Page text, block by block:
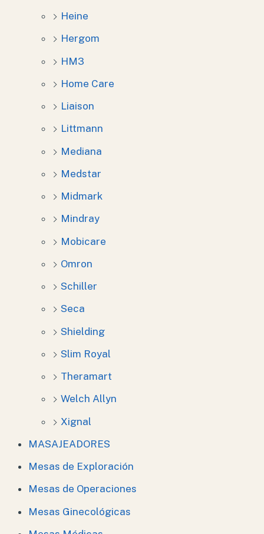
Heine
Hergom
HM3
Home Care
Liaison
Littmann
Mediana
Medstar
Midmark
Mindray
Mobicare
Omron
Schiller
Seca
Shielding
Slim Royal
Theramart
Welch Allyn
Xignal
MASAJEADORES
Mesas de Exploración
Mesas de Operaciones
Mesas Ginecológicas